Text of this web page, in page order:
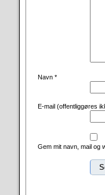
Navn *
E-mail (offentliggøres
Gem mit navn, mail og